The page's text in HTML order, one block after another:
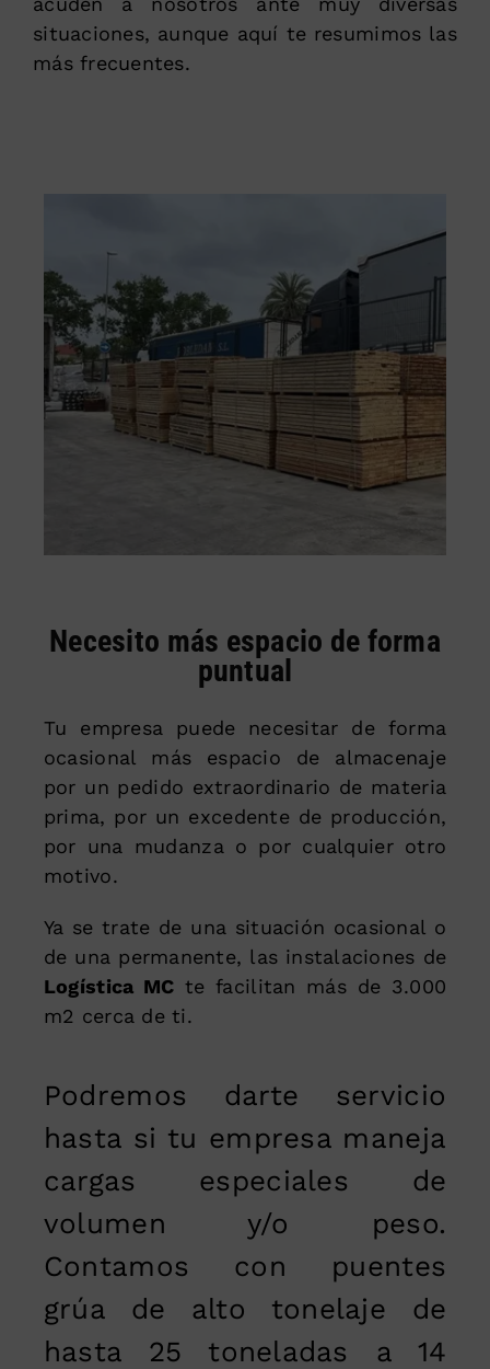
situaciones, aunque aquí te resumimos las
más frecuentes.
Necesito más espacio de forma
puntual
Tu empresa puede necesitar de forma
ocasional más espacio de almacenaje
por un pedido extraordinario de materia
prima, por un excedente de producción,
por una mudanza o por cualquier otro
motivo.
Ya se trate de una situación ocasional o
de una permanente, las instalaciones de
Logística MC te facilitan más de 3.000
m2 cerca de ti.
Podremos darte servicio
hasta si tu empresa maneja
cargas especiales de
volumen y/o peso.
Contamos con puentes
grúa de alto tonelaje de
hasta 25 toneladas a 14